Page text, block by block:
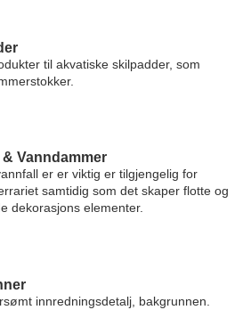
til akvatiske skilpadder, som
Vanndammer
er er viktig er tilgjengelig for
samtidig som det skaper flotte og
dekorasjons elementer.
innredningsdetalj, bakgrunnen.